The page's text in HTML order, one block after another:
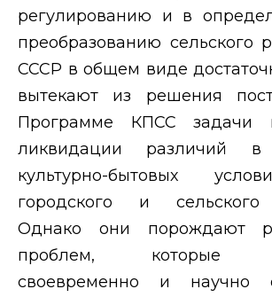
регулированию и в
преобразованию сельского
СССР в общем виде
вытекают из решения
Программе КПСС задачи
ликвидации различий
культурно-бытовых
городского и сельского
Однако они порождают
проблем, которые
своевременно и научно